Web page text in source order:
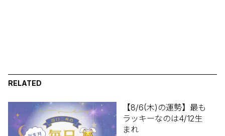
RELATED
【8/6(木)の運勢】最も
ラッキーなのは4/12生
まれ